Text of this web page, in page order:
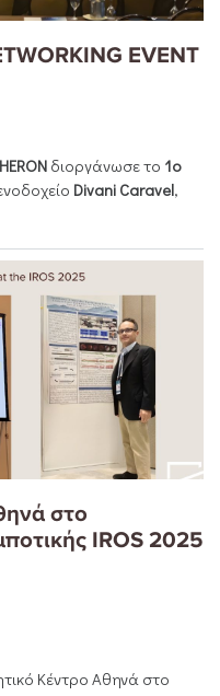
EVENT
HERON διοργάνωσε το 1ο
Divani Caravel,
στο
IROS 2025
Κέντρο Αθηνά στο